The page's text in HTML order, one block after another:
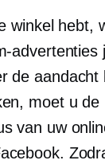
winkel hebt,
advertenties
de
moet u de
van uw